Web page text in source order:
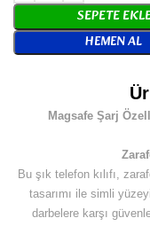
SEPETE
HEMEN AL
Magsafe Şarj
Bu şık telefon kılıfı,
tasarımı ile simli
darbelere karşı